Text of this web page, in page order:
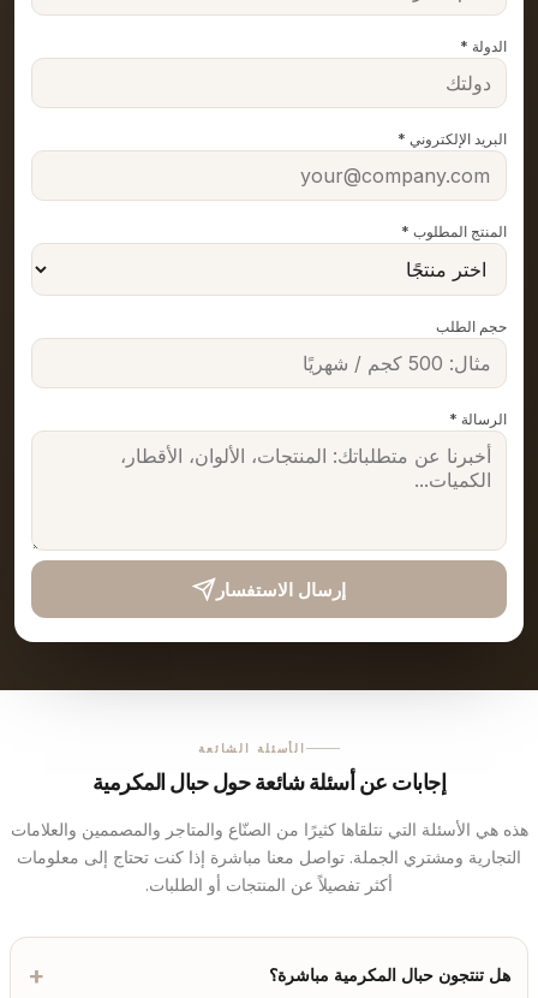
الدولة *
البريد الإلكتروني *
المنتج المطلوب *
حجم الطلب
الرسالة *
إرسال الاستفسار
الأسئلة الشائعة
إجابات عن أسئلة شائعة حول حبال المكرمية
هذه هي الأسئلة التي نتلقاها كثيرًا من الصنّاع والمتاجر والمصممين والعلامات
التجارية ومشتري الجملة. تواصل معنا مباشرة إذا كنت تحتاج إلى معلومات
أكثر تفصيلاً عن المنتجات أو الطلبات.
هل تنتجون حبال المكرمية مباشرة؟ +